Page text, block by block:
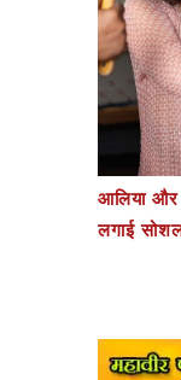
आलिया
लगाई